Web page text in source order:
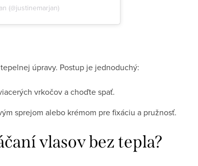
(@justinemarjan)
úpravy. Postup je jednoduchý:
vrkočov a choďte spať.
sprejom alebo krémom pre fixáciu a pružnosť.
vlasov bez tepla?